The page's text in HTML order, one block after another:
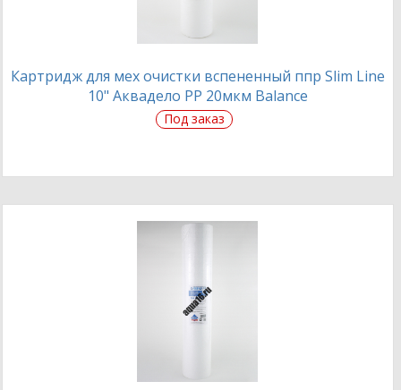
Картридж для мех очистки вспененный ппр Slim Line
10" Аквадело PP 20мкм Balance
Под заказ